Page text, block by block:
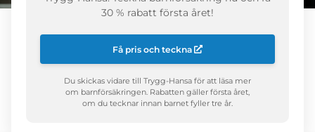
30 % rabatt första året!
Få pris och teckna
Du skickas vidare till Trygg-Hansa för att läsa mer
om barnförsäkringen. Rabatten gäller första året,
om du tecknar innan barnet fyller tre år.